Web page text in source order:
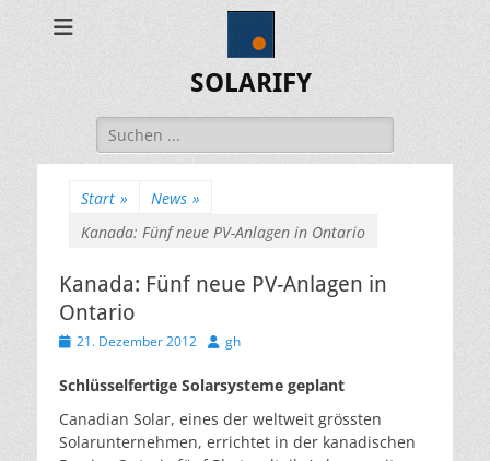
SOLARIFY
Suchen
nach:
Start » News »
Kanada: Fünf neue PV-Anlagen in Ontario
Kanada: Fünf neue PV-Anlagen in
Ontario
Veröffentlicht
21. Dezember 2012 Autor
gh
Schlüsselfertige Solarsysteme geplant
Canadian Solar, eines der weltweit grössten
Solarunternehmen, errichtet in der kanadischen